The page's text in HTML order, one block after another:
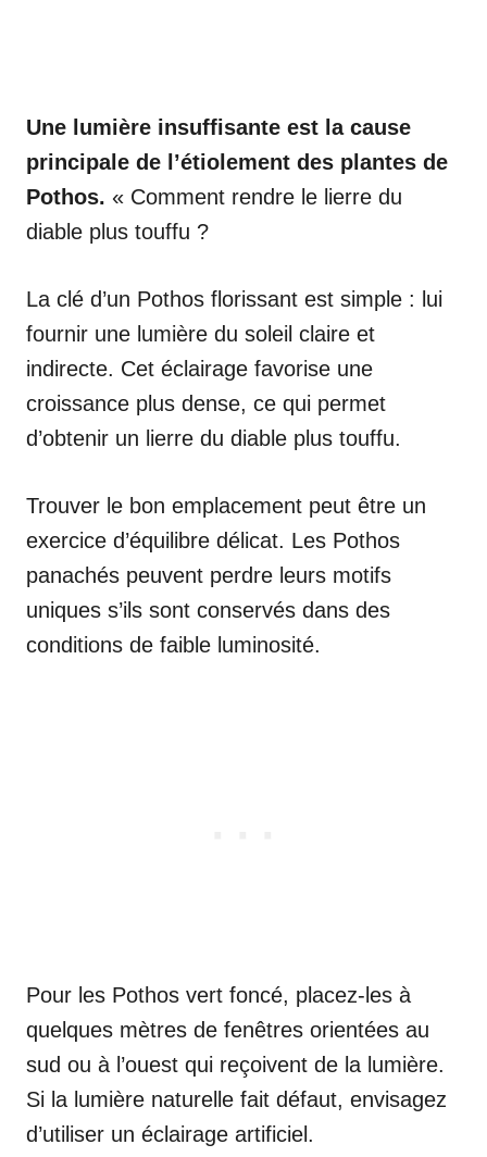
Une lumière insuffisante est la cause
principale de l’étiolement des plantes de
Pothos. « Comment rendre le lierre du
diable plus touffu ?
La clé d’un Pothos florissant est simple : lui
fournir une lumière du soleil claire et
indirecte. Cet éclairage favorise une
croissance plus dense, ce qui permet
d’obtenir un lierre du diable plus touffu.
Trouver le bon emplacement peut être un
exercice d’équilibre délicat. Les Pothos
panachés peuvent perdre leurs motifs
uniques s’ils sont conservés dans des
conditions de faible luminosité.
Pour les Pothos vert foncé, placez-les à
quelques mètres de fenêtres orientées au
sud ou à l’ouest qui reçoivent de la lumière.
Si la lumière naturelle fait défaut, envisagez
d’utiliser un éclairage artificiel.